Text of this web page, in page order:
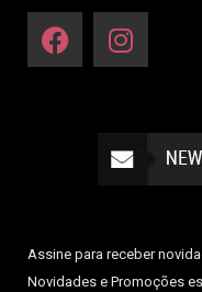
Assine para receber
Novidades e Promoções